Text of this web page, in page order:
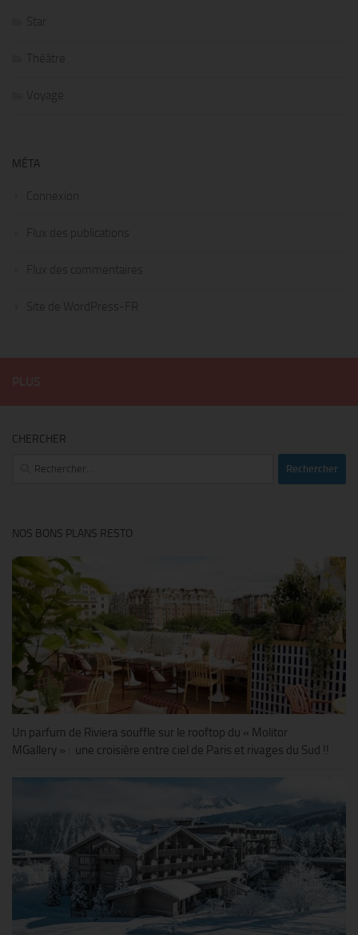
Star
Théâtre
Voyage
MÉTA
Connexion
Flux des publications
Flux des commentaires
Site de WordPress-FR
CHERCHER
Rechercher :
NOS BONS PLANS RESTO
Un parfum de Riviera souffle sur le rooftop du « Molitor
MGallery » : une croisière entre ciel de Paris et rivages du Sud !!